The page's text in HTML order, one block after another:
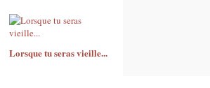
Lorsque tu seras vieille...